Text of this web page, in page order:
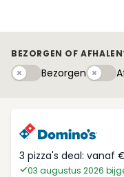
BEZORGEN OF
BezorgenBezorgen
3 pizza's deal: vanaf
03 augustus 2026